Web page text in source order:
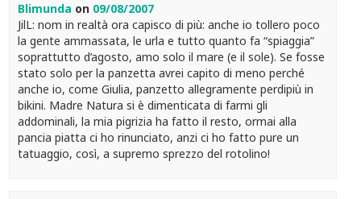
Blimunda on 09/08/2007
JilL: nom in realtà ora capisco di più: anche io tollero poco
la gente ammassata, le urla e tutto quanto fa “spiaggia”
soprattutto d’agosto, amo solo il mare (e il sole). Se fosse
stato solo per la panzetta avrei capito di meno perché
anche io, come Giulia, panzetto allegramente perdipiù in
bikini. Madre Natura si è dimenticata di farmi gli
addominali, la mia pigrizia ha fatto il resto, ormai alla
pancia piatta ci ho rinunciato, anzi ci ho fatto pure un
tatuaggio, così, a supremo sprezzo del rotolino!